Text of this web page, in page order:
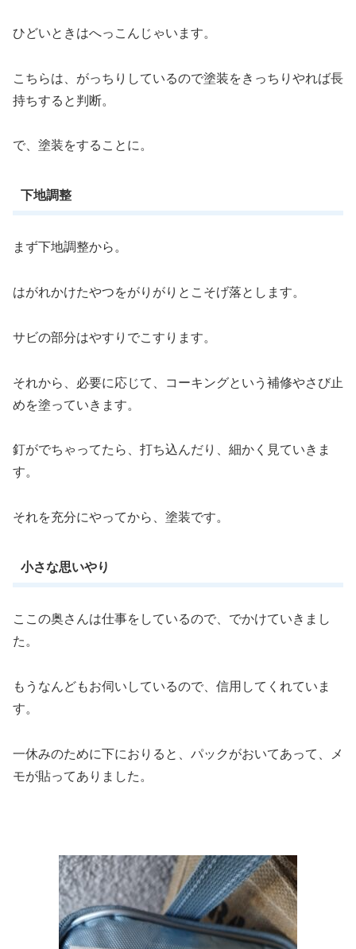
ひどいときはへっこんじゃいます。
こちらは、がっちりしているので塗装をきっちりやれば長
持ちすると判断。
で、塗装をすることに。
下地調整
まず下地調整から。
はがれかけたやつをがりがりとこそげ落とします。
サビの部分はやすりでこすります。
それから、必要に応じて、コーキングという補修やさび止
めを塗っていきます。
釘がでちゃってたら、打ち込んだり、細かく見ていきま
す。
それを充分にやってから、塗装です。
小さな思いやり
ここの奥さんは仕事をしているので、でかけていきまし
た。
もうなんどもお伺いしているので、信用してくれていま
す。
一休みのために下におりると、パックがおいてあって、メ
モが貼ってありました。